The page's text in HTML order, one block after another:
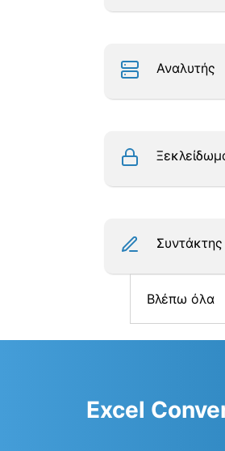
Αναλυτής
Συντάκτης
Βλέπω όλα
Excel